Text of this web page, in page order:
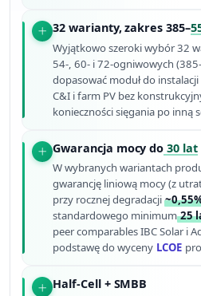
32 warianty, zakres 385–
Wyjątkowo szeroki wybór 32
54-, 60- i 72-ogniwowych
dopasować moduł do
C&I i farm PV bez
konieczności sięgania po inną
Gwarancja mocy do 30 lat
W wybranych wariantach
gwarancję liniową mocy (z
przy rocznej degradacji
standardowego minimum25
peer comparables IBC Solar i
podstawę do wyceny LCOE
Half-Cell + SMBB